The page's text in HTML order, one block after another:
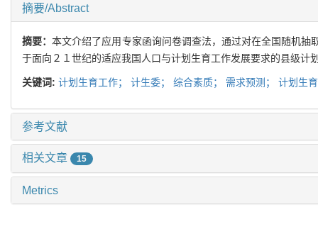
摘要/Abstract
摘要：本文介绍了应用专家函询问卷调查法，通过对在全国随机
于面向２１世纪的适应我国人口与计划生育工作发展要求的县级
关键词: 计划生育工作； 计生委； 综合素质； 需求预测； 计划生
参考文献
相关文章 15
Metrics